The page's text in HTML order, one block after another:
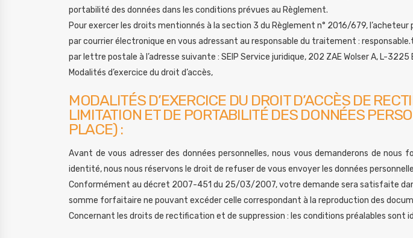
portabilité des données dans les conditions prévues au Règlement.
Pour exercer les droits mentionnés à la section 3 du Règlement n° 2016/679, l’acheteur
par courrier électronique en vous adressant au responsable du traitement :
par lettre postale à l’adresse suivante : SEIP Service juridique, 202 ZAE Wolser A, L-
Modalités d’exercice du droit d’accès,
MODALITÉS D’EXERCICE DU DROIT D’ACCÈS DE
LIMITATION ET DE PORTABILITÉ DES DONNÉES
PLACE) :
Avant de vous adresser des données personnelles, nous vous demanderons de
identité, nous nous réservons le droit de refuser de vous envoyer les données
Conformément au décret 2007-451 du 25/03/2007, votre demande sera satisfaite
somme forfaitaire ne pouvant excéder celle correspondant à la reproduction des
Concernant les droits de rectification et de suppression : les conditions préalables sont